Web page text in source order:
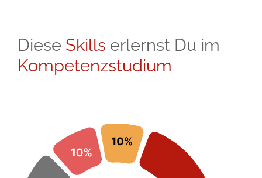
Diese Skills erlernst Du im
Kompetenzstudium